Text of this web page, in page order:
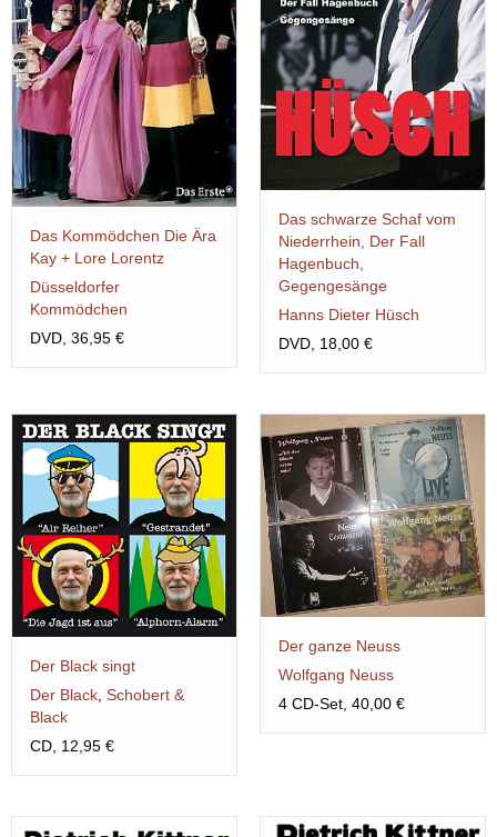
Das Kommödchen Die Ära
Kay + Lore Lorentz
Düsseldorfer
Kommödchen
DVD, 36,95 €
Das schwarze Schaf vom
Niederrhein, Der Fall
Hagenbuch,
Gegengesänge
Hanns Dieter Hüsch
DVD, 18,00 €
Der Black singt
Der Black, Schobert &
Black
CD, 12,95 €
Der ganze Neuss
Wolfgang Neuss
4 CD-Set, 40,00 €